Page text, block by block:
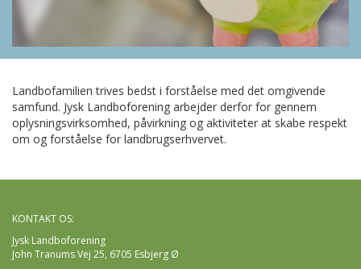
Landbofamilien trives bedst i forståelse med det omgivende
samfund. Jysk Landboforening arbejder derfor for gennem
oplysningsvirksomhed, påvirkning og aktiviteter at skabe respekt
om og forståelse for landbrugserhvervet.
KONTAKT OS:
Jysk Landboforening
John Tranums Vej 25, 6705 Esbjerg Ø